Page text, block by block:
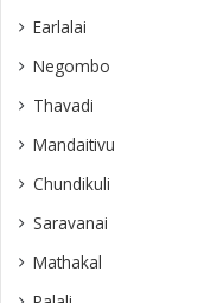
Earlalai
Negombo
Thavadi
Mandaitivu
Chundikuli
Saravanai
Mathakal